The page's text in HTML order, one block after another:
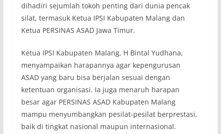
dihadiri sejumlah tokoh penting dari dunia pencak
silat, termasuk Ketua IPSI Kabupaten Malang dan
Ketua PERSINAS ASAD Jawa Timur.
Ketua IPSI Kabupaten Malang, H Bintal Yudhana,
menyampaikan harapannya agar kepengurusan
ASAD yang baru bisa berjalan sesuai dengan
ketentuan organisasi. Ia juga menaruh harapan
besar agar PERSINAS ASAD Kabupaten Malang
mampu menyumbangkan pesilat-pesilat berprestasi,
baik di tingkat nasional maupun internasional.